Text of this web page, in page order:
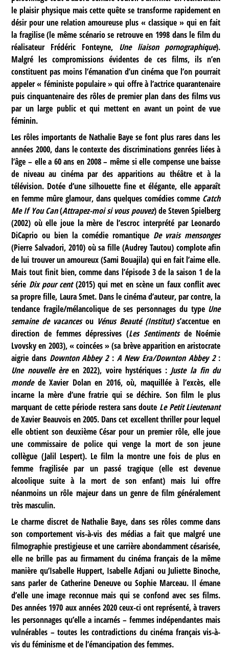
le plaisir physique mais cette quête se transforme rapidement en
désir pour une relation amoureuse plus « classique » qui en fait
la fragilise (le même scénario se retrouve en 1998 dans le film du
réalisateur Frédéric Fonteyne, Une liaison pornographique).
Malgré les compromissions évidentes de ces films, ils n’en
constituent pas moins l’émanation d’un cinéma que l’on pourrait
appeler « féministe populaire » qui offre à l’actrice quarantenaire
puis cinquantenaire des rôles de premier plan dans des films vus
par un large public et qui mettent en avant un point de vue
féminin.
Les rôles importants de Nathalie Baye se font plus rares dans les
années 2000, dans le contexte des discriminations genrées liées à
l’âge – elle a 60 ans en 2008 – même si elle compense une baisse
de niveau au cinéma par des apparitions au théâtre et à la
télévision. Dotée d’une silhouette fine et élégante, elle apparaît
en femme mûre glamour, dans quelques comédies comme Catch
Me If You Can(Attrapez-moi si vous pouvez) de Steven Spielberg
(2002) où elle joue la mère de l’escroc interprété par Leonardo
DiCaprio ou bien la comédie romantique De vrais mensonges
(Pierre Salvadori, 2010) où sa fille (Audrey Tautou) complote afin
de lui trouver un amoureux (Sami Bouajila) qui en fait l’aime elle.
Mais tout finit bien, comme dans l’épisode 3 de la saison 1 de la
série Dix pour cent(2015) qui met en scène un faux conflit avec
sa propre fille, Laura Smet. Dans le cinéma d’auteur, par contre, la
tendance fragile/mélancolique de ses personnages du type Une
semaine de vacancesou Vénus Beauté (Institut)s’accentue en
direction de femmes dépressives (Les Sentimentsde Noémie
Lvovsky en 2003), « coincées » (sa brève apparition en aristocrate
aigrie dans Downton Abbey 2: A New Era/Downton Abbey 2:
Une nouvelle èreen 2022), voire hystériques : Juste la fin du
mondede Xavier Dolan en 2016, où, maquillée à l’excès, elle
incarne la mère d’une fratrie qui se déchire. Son film le plus
marquant de cette période restera sans doute Le Petit Lieutenant
de Xavier Beauvois en 2005. Dans cet excellent thriller pour lequel
elle obtient son deuxième César pour un premier rôle, elle joue
une commissaire de police qui venge la mort de son jeune
collègue (Jalil Lespert). Le film la montre une fois de plus en
femme fragilisée par un passé tragique (elle est devenue
alcoolique suite à la mort de son enfant) mais lui offre
néanmoins un rôle majeur dans un genre de film généralement
très masculin.
Le charme discret de Nathalie Baye, dans ses rôles comme dans
son comportement vis-à-vis des médias a fait que malgré une
filmographie prestigieuse et une carrière abondamment césarisée,
elle ne brille pas au firmament du cinéma français de la même
manière qu’Isabelle Huppert, Isabelle Adjani ou Juliette Binoche,
sans parler de Catherine Deneuve ou Sophie Marceau. Il émane
d’elle une image reconnue mais qui se confond avec ses films.
Des années 1970 aux années 2020 ceux-ci ont représenté, à travers
les personnages qu’elle a incarnés – femmes indépendantes mais
vulnérables – toutes les contradictions du cinéma français vis-à-
vis du féminisme et de l’émancipation des femmes.